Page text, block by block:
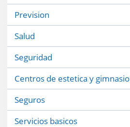
Prevision
Salud
Seguridad
Centros de estetica y gimnasio
Seguros
Servicios basicos